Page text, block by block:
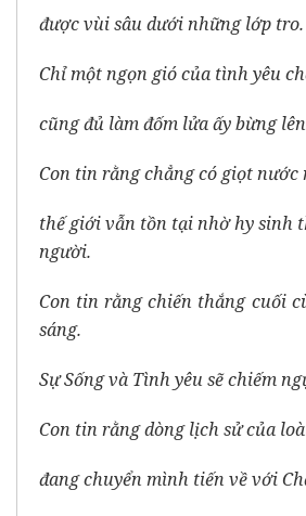
được vùi sâu dưới những lớp tro.
Chỉ một ngọn gió của tình yêu
cũng đủ làm đốm lửa ấy bừng
Con tin rằng chẳng có giọt nước
thế giới vẫn tồn tại nhờ hy sinh
người.
Con tin rằng chiến thắng cuối
sáng.
Sự Sống và Tình yêu sẽ chiếm
Con tin rằng dòng lịch sử của
đang chuyển mình tiến về với